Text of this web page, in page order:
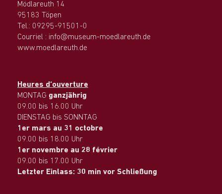
Mödlareuth 14
95183 Töpen
Tel.: 09295-91501-0
Courriel : info@museum-moedlareuth.de
www.moedlareuth.de
Heures d‘ouverture
MONTAG ganzjährig
09.00 bis 16.00 Uhr
DIENSTAG bis SONNTAG
1er mars au 31 octobre
09.00 bis 18.00 Uhr
1er novembre au 28 février
09.00 bis 17.00 Uhr
Letzter Einlass: 30 min vor Schließung